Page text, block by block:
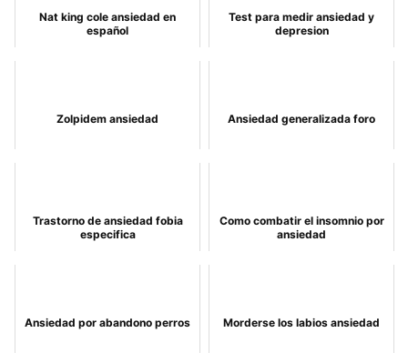
Nat king cole ansiedad en
español
Test para medir ansiedad y
depresion
Zolpidem ansiedad Ansiedad generalizada foro
Trastorno de ansiedad fobia
especifica
Como combatir el insomnio por
ansiedad
Ansiedad por abandono perros Morderse los labios ansiedad